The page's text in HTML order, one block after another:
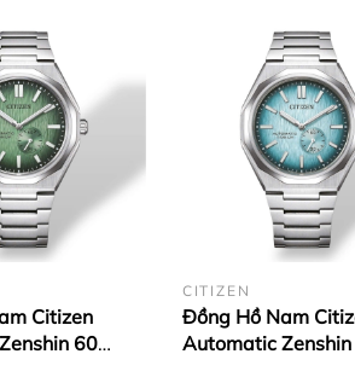
Citizen
60
CITIZEN
Đồng Hồ Nam
Automatic